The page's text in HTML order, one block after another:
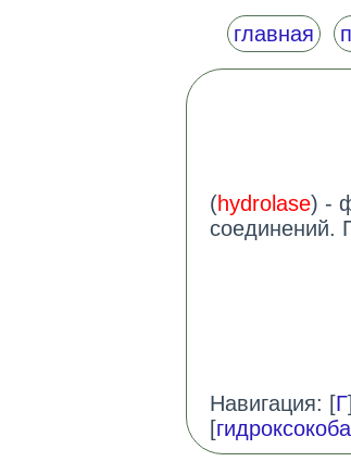
главная
(hydrolase) -
соединений.
Навигация: [Г
[